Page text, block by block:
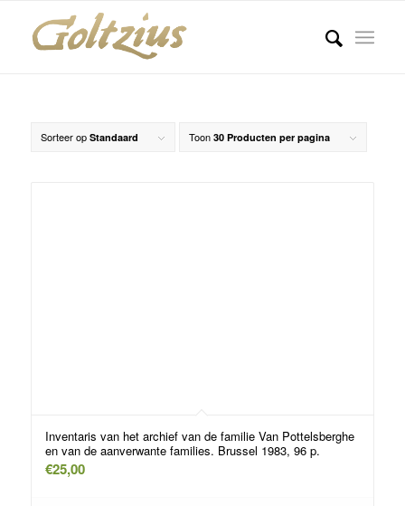
Sorteer op Standaard Toon 30 Producten per pagina
Inventaris van het archief van de familie Van Pottelsberghe
en van de aanverwante families. Brussel 1983, 96 p.
€25,00